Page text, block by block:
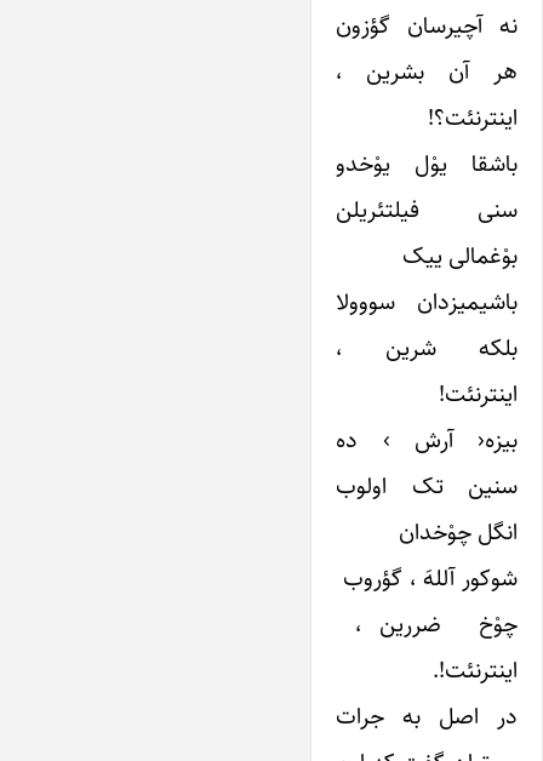
نه آچیرسان گؤزون
هر آن بشرین ،
اینترنئت؟!
باشقا ‌یوْل یوْخدو
سنی فیلتئریلن
بوْغمالی ییک
باشیمیزدان سووولا
بلکه شرین ،
اینترنئت!
بیزه‹ آرش › ده
سنین تک اولوب
انگل چوْخدان
شوکور آللهَ ، گؤروب
چوْخ ضررین ،
اینترنئت!.
در اصل به جرات